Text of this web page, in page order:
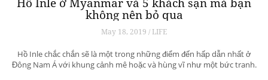
không nên bỏ qua
May 18, 2019 / LIFE
Hồ Inle chắc chắn sẽ là một trong những điểm đến hấp dẫn nhất ở
Đông Nam Á với khung cảnh mê hoặc và hùng vĩ như một bức tranh.